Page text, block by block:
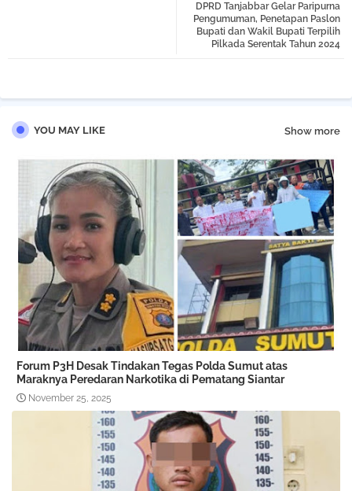
atsa
DPRD Tanjabbar Gelar Paripurna
Pengumuman, Penetapan Paslon
Bupati dan Wakil Bupati Terpilih
Pilkada Serentak Tahun 2024
YOU MAY LIKE Show more
Forum P3H Desak Tindakan Tegas Polda Sumut atas
Maraknya Peredaran Narkotika di Pematang Siantar
November 25, 2025